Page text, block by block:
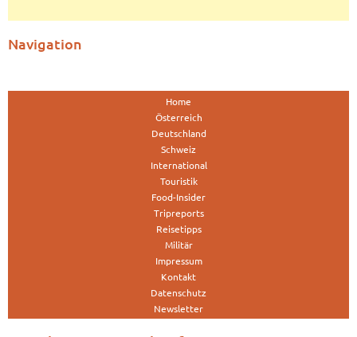
Navigation
Home
Österreich
Deutschland
Schweiz
International
Touristik
Food-Insider
Tripreports
Reisetipps
Militär
Impressum
Kontakt
Datenschutz
Newsletter